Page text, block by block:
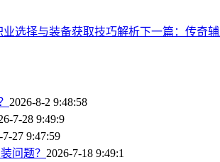
业选择与装备获取技巧解析下一篇：传奇
2026-8-2 9:48:58
7-28 9:49:9
7-27 9:47:59
问题？ 2026-7-18 9:49:1